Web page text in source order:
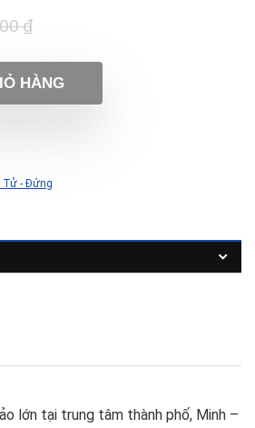
₫
HÀNG
Tử - Đứng
lớn tại trung tâm thành phố, Minh –